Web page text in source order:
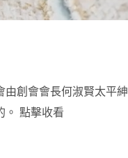
創會會長何淑賢太平
。 點擊收看